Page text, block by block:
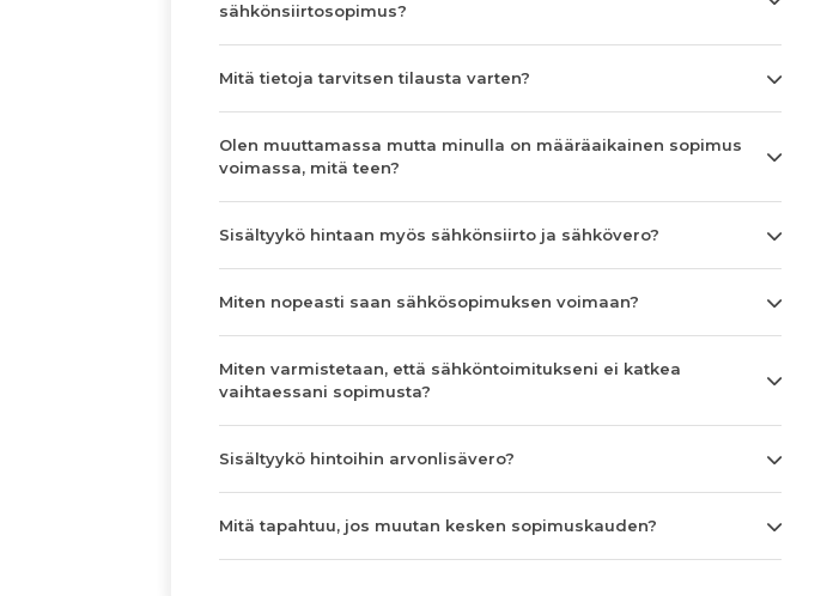
sähkönsiirtosopimus?
Mitä tietoja tarvitsen tilausta varten?
Olen muuttamassa mutta minulla on määräaikainen sopimus
voimassa, mitä teen?
Sisältyykö hintaan myös sähkönsiirto ja sähkövero?
Miten nopeasti saan sähkösopimuksen voimaan?
Miten varmistetaan, että sähköntoimitukseni ei katkea
vaihtaessani sopimusta?
Sisältyykö hintoihin arvonlisävero?
Mitä tapahtuu, jos muutan kesken sopimuskauden?